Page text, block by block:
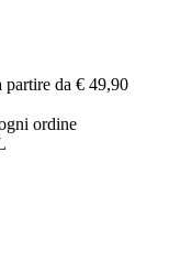
partire da € 49,90
ordine